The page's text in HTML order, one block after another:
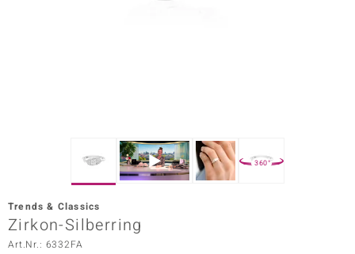
Vogue
360°
Trends & Classics
Zirkon-Silberring
Art.Nr.: 6332FA